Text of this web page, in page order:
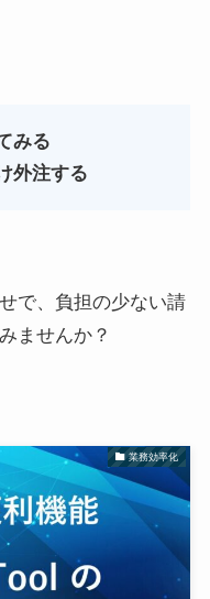
みる
外注する
で、負担の少ない請
ませんか？
業務効率化